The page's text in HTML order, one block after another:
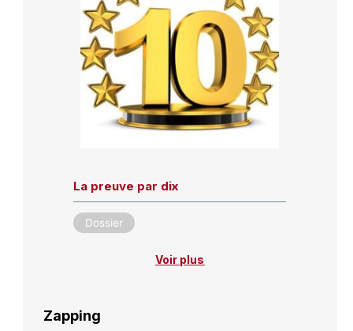
La preuve par dix
Dossier
Voir plus
Zapping